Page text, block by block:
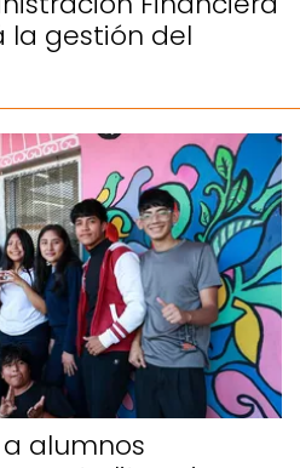
la gestión del
alumnos